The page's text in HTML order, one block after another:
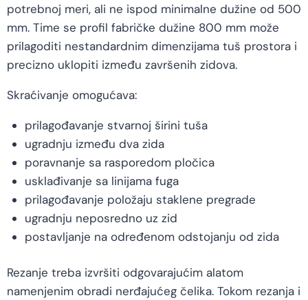
potrebnoj meri, ali ne ispod minimalne dužine od 500
mm. Time se profil fabričke dužine 800 mm može
prilagoditi nestandardnim dimenzijama tuš prostora i
precizno uklopiti između završenih zidova.
Skraćivanje omogućava:
prilagođavanje stvarnoj širini tuša
ugradnju između dva zida
poravnanje sa rasporedom pločica
usklađivanje sa linijama fuga
prilagođavanje položaju staklene pregrade
ugradnju neposredno uz zid
postavljanje na određenom odstojanju od zida
Rezanje treba izvršiti odgovarajućim alatom
namenjenim obradi nerđajućeg čelika. Tokom rezanja i